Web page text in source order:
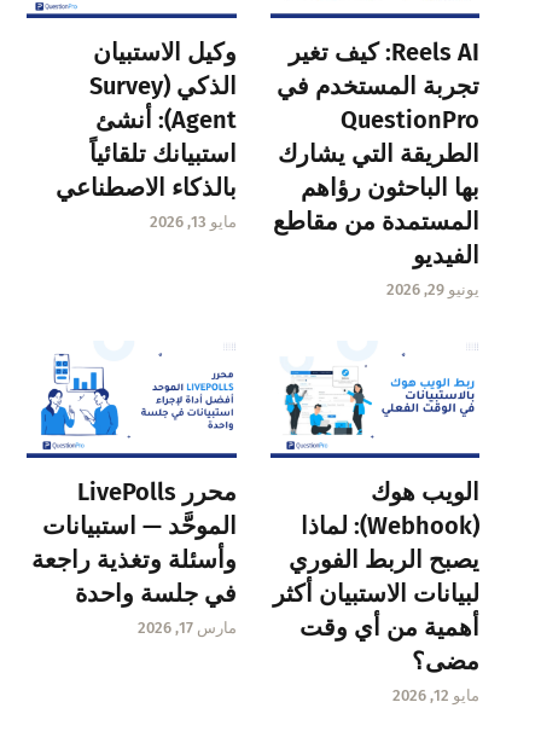
Reels AI: كيف تغير
تجربة المستخدم في
QuestionPro
الطريقة التي يشارك
بها الباحثون رؤاهم
المستمدة من مقاطع
الفيديو
يونيو 29, 2026
وكيل الاستبيان
الذكي (Survey
Agent): أنشئ
استبيانك تلقائياً
بالذكاء الاصطناعي
مايو 13, 2026
الويب هوك
(Webhook): لماذا
يصبح الربط الفوري
لبيانات الاستبيان أكثر
أهمية من أي وقت
مضى؟
مايو 12, 2026
محرر LivePolls
الموحَّد — استبيانات
وأسئلة وتغذية راجعة
في جلسة واحدة
مارس 17, 2026